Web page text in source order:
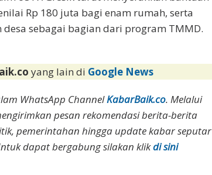
Rp 180 juta bagi enam rumah, serta
sebagai bagian dari program TMMD.
yang lain di Google News
WhatsApp ChannelKabarBaik.co. Melalui
pesan rekomendasi berita-berita
pemerintahan hingga update kabar seputar
dapat bergabung silakan klikdi sini